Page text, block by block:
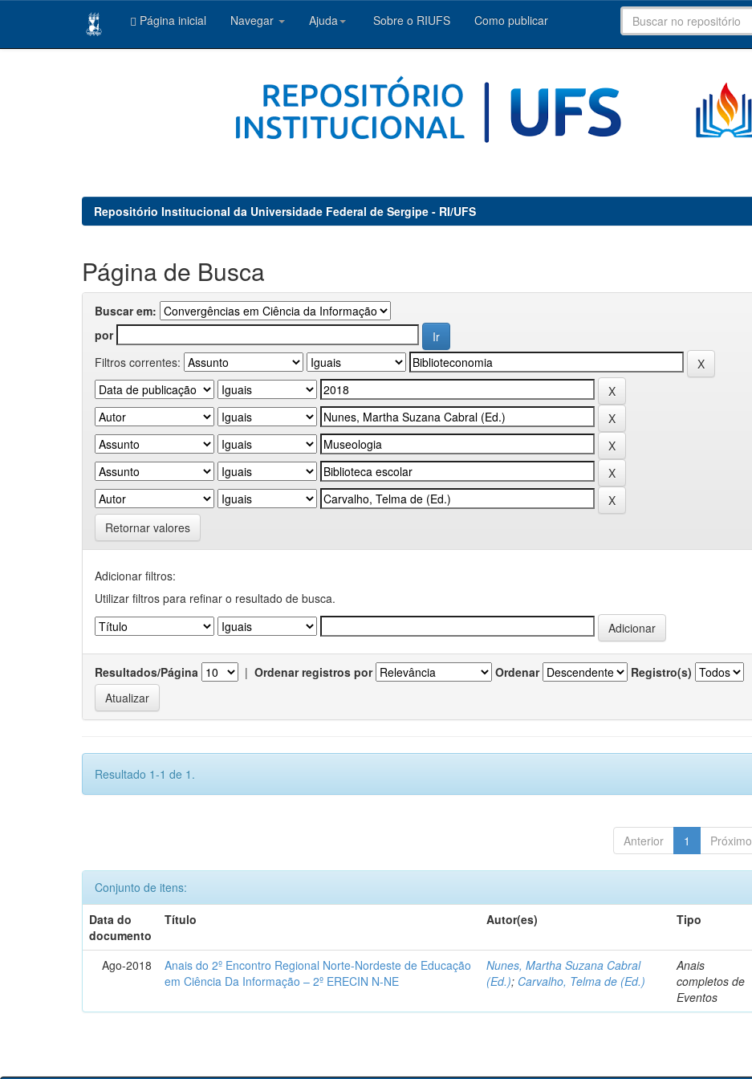
Página inicial Navegar Ajuda Sobre o RIUFS Como publicar
Repositório Institucional da Universidade Federal de Sergipe - RI/UFS
Página de Busca
Buscar em:
por
Filtros correntes:
Retornar valores
Adicionar filtros:
Utilizar filtros para refinar o resultado de busca.
Resultados/Página | Ordenar registros por Ordenar Registro(s)
Resultado 1-1 de 1.
Anterior 1 Próximo
Conjunto de itens:
Data do
documento
Título Autor(es) Tipo
Ago-2018
Anais do 2º Encontro Regional Norte-Nordeste de Educação
em Ciência Da Informação – 2º ERECIN N-NE
Nunes, Martha Suzana Cabral
(Ed.); Carvalho, Telma de (Ed.)
Anais
completos de
Eventos